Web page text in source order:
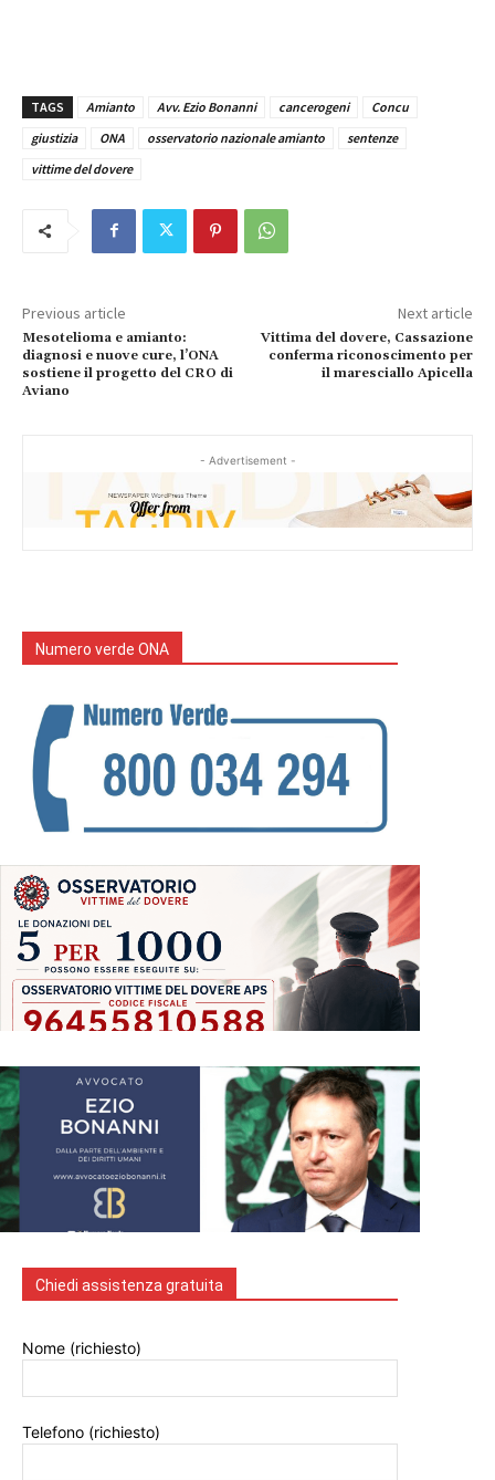
TAGS Amianto Avv. Ezio Bonanni cancerogeni
Concu
giustizia
ONA osservatorio nazionale amianto
sentenze
vittime del dovere
Previous article
Mesotelioma e amianto:
diagnosi e nuove cure, l’ONA
sostiene il progetto del CRO di
Aviano
Next article
Vittima del dovere, Cassazione
conferma riconoscimento per
il maresciallo Apicella
- Advertisement -
Numero verde ONA
Chiedi assistenza gratuita
Nome (richiesto)
Telefono (richiesto)